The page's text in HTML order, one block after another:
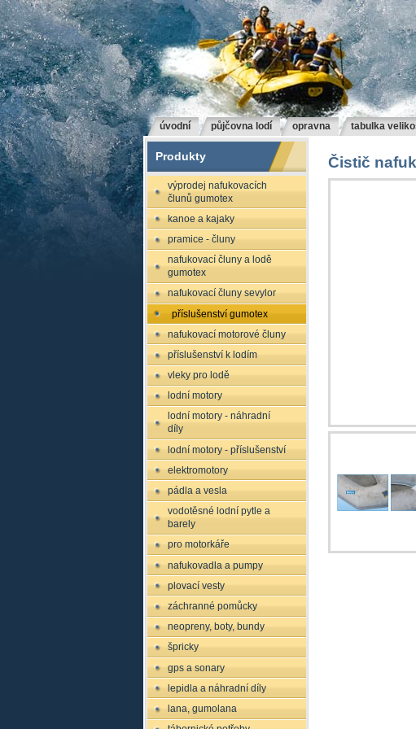
úvodní půjčovna lodí opravna tabulka
Čistič
Produkty
výprodej nafukovacích
člunů gumotex
kanoe a kajaky
pramice - čluny
nafukovací čluny a lodě
gumotex
nafukovací čluny sevylor
příslušenství gumotex
nafukovací motorové čluny
příslušenství k lodím
vleky pro lodě
lodní motory
lodní motory - náhradní
díly
lodní motory - příslušenství
elektromotory
pádla a vesla
vodotěsné lodní pytle a
barely
pro motorkáře
nafukovadla a pumpy
plovací vesty
záchranné pomůcky
neopreny, boty, bundy
špricky
gps a sonary
lepidla a náhradní díly
lana, gumolana